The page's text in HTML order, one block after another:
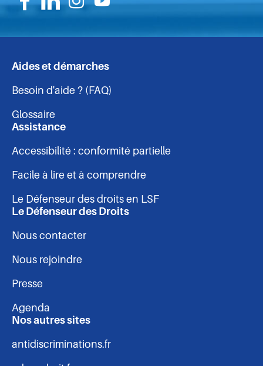
Suivez-
nous
sur
Suivez-
nous
sur
Suivez-
nous
sur
Suivez-
nous
Navigation
-
pied
de
page
Aides et démarches
Besoin d'aide ? (FAQ)
Glossaire
Assistance
Accessibilité : conformité partielle
Facile à lire et à comprendre
Le Défenseur des droits en LSF
Le Défenseur des Droits
Nous contacter
Nous rejoindre
Presse
Agenda
Nos autres sites
antidiscriminations.fr